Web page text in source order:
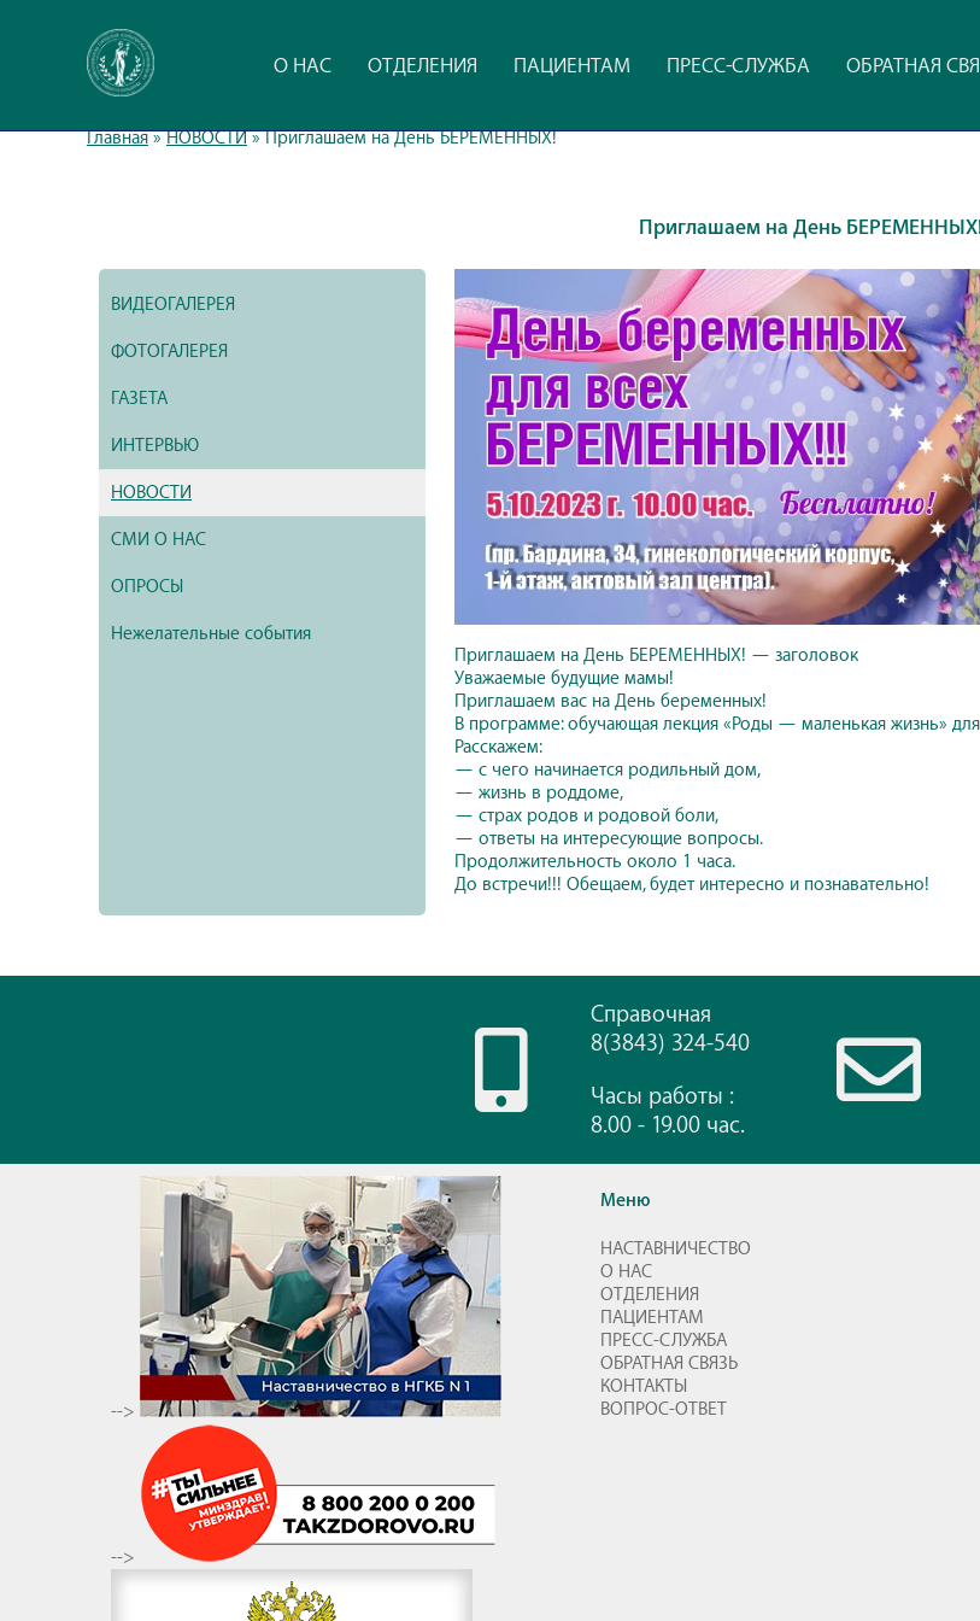
О НАС ОТДЕЛЕНИЯ ПАЦИЕНТАМ ПРЕСС-СЛУЖБА ОБРАТНАЯ
Главная»НОВОСТИ»Приглашаем на День БЕРЕМЕННЫХ!
Приглашаем на День
ВИДЕОГАЛЕРЕЯ
ФОТОГАЛЕРЕЯ
ГАЗЕТА
ИНТЕРВЬЮ
НОВОСТИ
СМИ О НАС
ОПРОСЫ
Нежелательные события
Приглашаем на День БЕРЕМЕННЫХ! — заголовок
Уважаемые будущие мамы!
Приглашаем вас на День беременных!
В программе: обучающая лекция «Роды — маленькая жизнь»
Расскажем:
— с чего начинается родильный дом,
— жизнь в роддоме,
— страх родов и родовой боли,
— ответы на интересующие вопросы.
Продолжительность около 1 часа.
До встречи!!! Обещаем, будет интересно и познавательно!
Справочная
8(3843) 324-540
Часы работы :
8.00 - 19.00 час.
-->
-->
Меню
НАСТАВНИЧЕСТВО
О НАС
ОТДЕЛЕНИЯ
ПАЦИЕНТАМ
ПРЕСС-СЛУЖБА
ОБРАТНАЯ СВЯЗЬ
КОНТАКТЫ
ВОПРОС-ОТВЕТ